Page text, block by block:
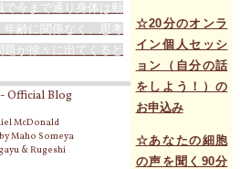
☆20分のオンラ
イン個人セッシ
ョン（自分の話
をしよう！）の
お申込み
☆あなたの細胞
の声を聞く90分
今まで通り身体は動
齢に関係なく、思考
が徐々に出てくると
Official Blog
McDonald
Maho Someya
& Rugeshi